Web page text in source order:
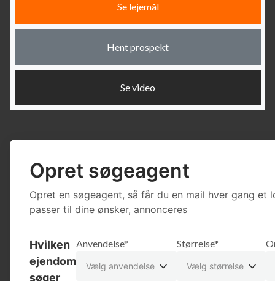
Se lejemål
Hent prospekt
Se video
Opret søgeagent
Opret en søgeagent, så får du en mail hver gang et
passer til dine ønsker, annonceres
Hvilken
ejendom
søger
Anvendelse*
Vælg anvendelse
Størrelse*
Vælg størrelse